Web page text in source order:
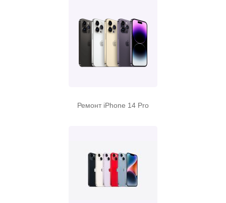
Ремонт iPhone 14 Pro